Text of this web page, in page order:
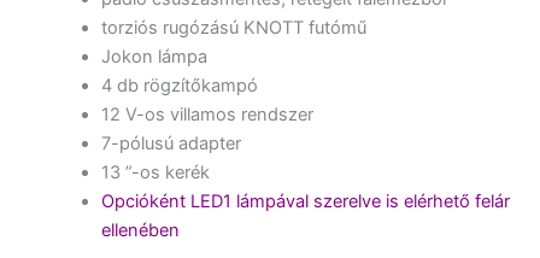
torziós rugózású KNOTT futómű
Jokon lámpa
4 db rögzítőkampó
12 V-os villamos rendszer
7-pólusú adapter
13 ”-os kerék
Opcióként LED1 lámpával szerelve is elérhető felár
ellenében